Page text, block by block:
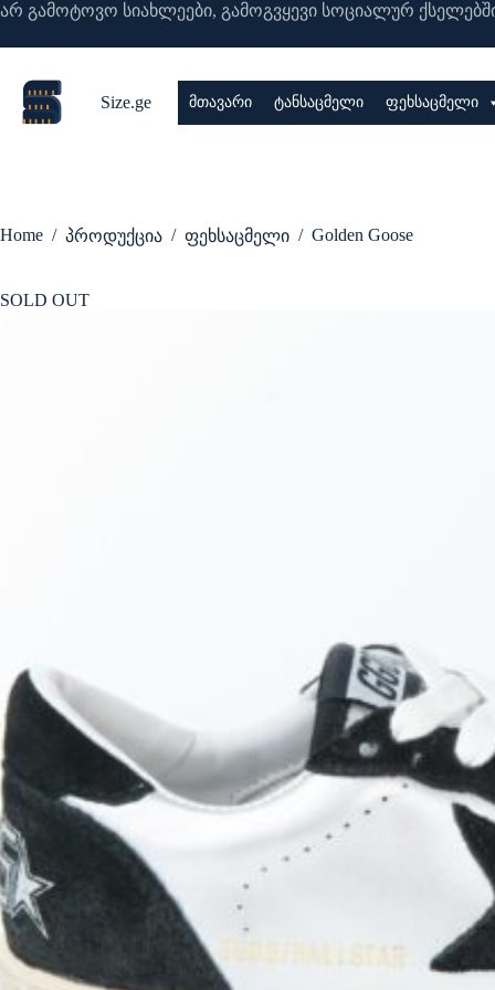
Skip
content
არ გამოტოვო სიახლეები, გამოგვყევი სოციალურ
Size.ge მთავარი ტანსაცმელი ფეხსაცმელი
Home / პროდუქცია / ფეხსაცმელი / Golden Goose
SOLD OUT